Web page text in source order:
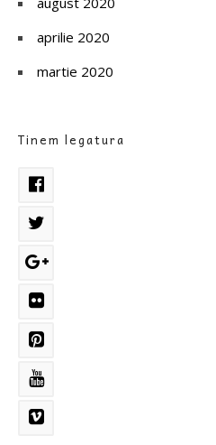
aprilie 2020
martie 2020
Tinem legatura